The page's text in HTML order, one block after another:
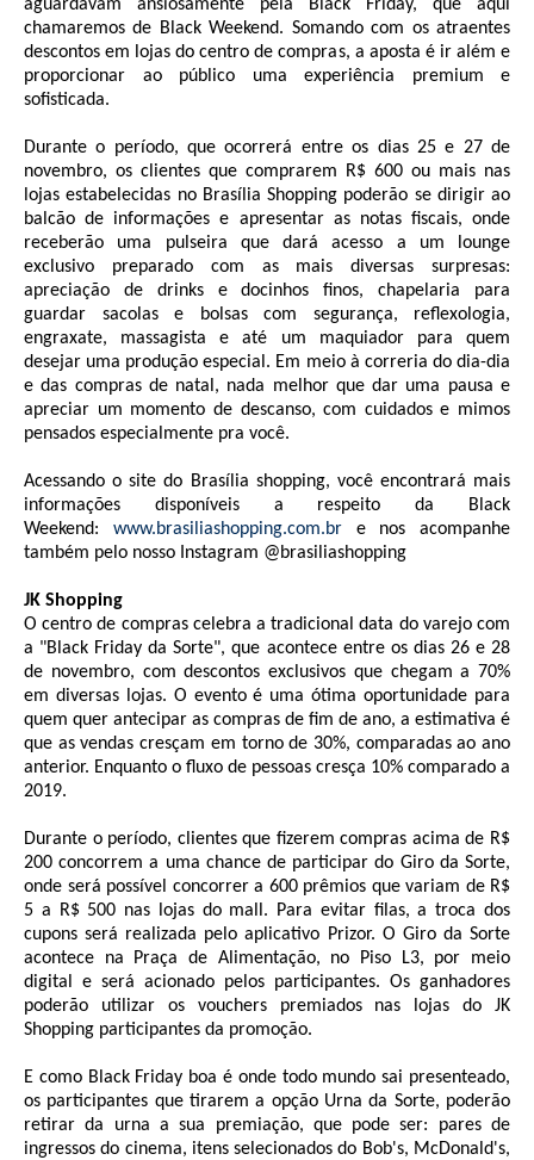
aguardavam ansiosamente pela Black Friday, que aqui
chamaremos de Black Weekend. Somando com os atraentes
descontos em lojas do centro de compras, a aposta é ir além e
proporcionar ao público uma experiência premium e
sofisticada.
Durante o período, que ocorrerá entre os dias 25 e 27 de
novembro, os clientes que comprarem R$ 600 ou mais nas
lojas estabelecidas no Brasília Shopping poderão se dirigir ao
balcão de informações e apresentar as notas fiscais, onde
receberão uma pulseira que dará acesso a um lounge
exclusivo preparado com as mais diversas surpresas:
apreciação de drinks e docinhos finos, chapelaria para
guardar sacolas e bolsas com segurança, reflexologia,
engraxate, massagista e até um maquiador para quem
desejar uma produção especial. Em meio à correria do dia-dia
e das compras de natal, nada melhor que dar uma pausa e
apreciar um momento de descanso, com cuidados e mimos
pensados especialmente pra você.
Acessando o site do Brasília shopping, você encontrará mais
informações disponíveis a respeito da Black
Weekend: www.brasiliashopping.com.bre nos acompanhe
também pelo nosso Instagram @brasiliashopping
JK Shopping
O centro de compras celebra a tradicional data do varejo com
a "Black Friday da Sorte", que acontece entre os dias 26 e 28
de novembro, com descontos exclusivos que chegam a 70%
em diversas lojas. O evento é uma ótima oportunidade para
quem quer antecipar as compras de fim de ano, a estimativa é
que as vendas cresçam em torno de 30%, comparadas ao ano
anterior. Enquanto o fluxo de pessoas cresça 10% comparado a
2019.
Durante o período, clientes que fizerem compras acima de R$
200 concorrem a uma chance de participar do Giro da Sorte,
onde será possível concorrer a 600 prêmios que variam de R$
5 a R$ 500 nas lojas do mall. Para evitar filas, a troca dos
cupons será realizada pelo aplicativo Prizor. O Giro da Sorte
acontece na Praça de Alimentação, no Piso L3, por meio
digital e será acionado pelos participantes. Os ganhadores
poderão utilizar os vouchers premiados nas lojas do JK
Shopping participantes da promoção.
E como Black Friday boa é onde todo mundo sai presenteado,
os participantes que tirarem a opção Urna da Sorte, poderão
retirar da urna a sua premiação, que pode ser: pares de
ingressos do cinema, itens selecionados do Bob's, McDonald's,